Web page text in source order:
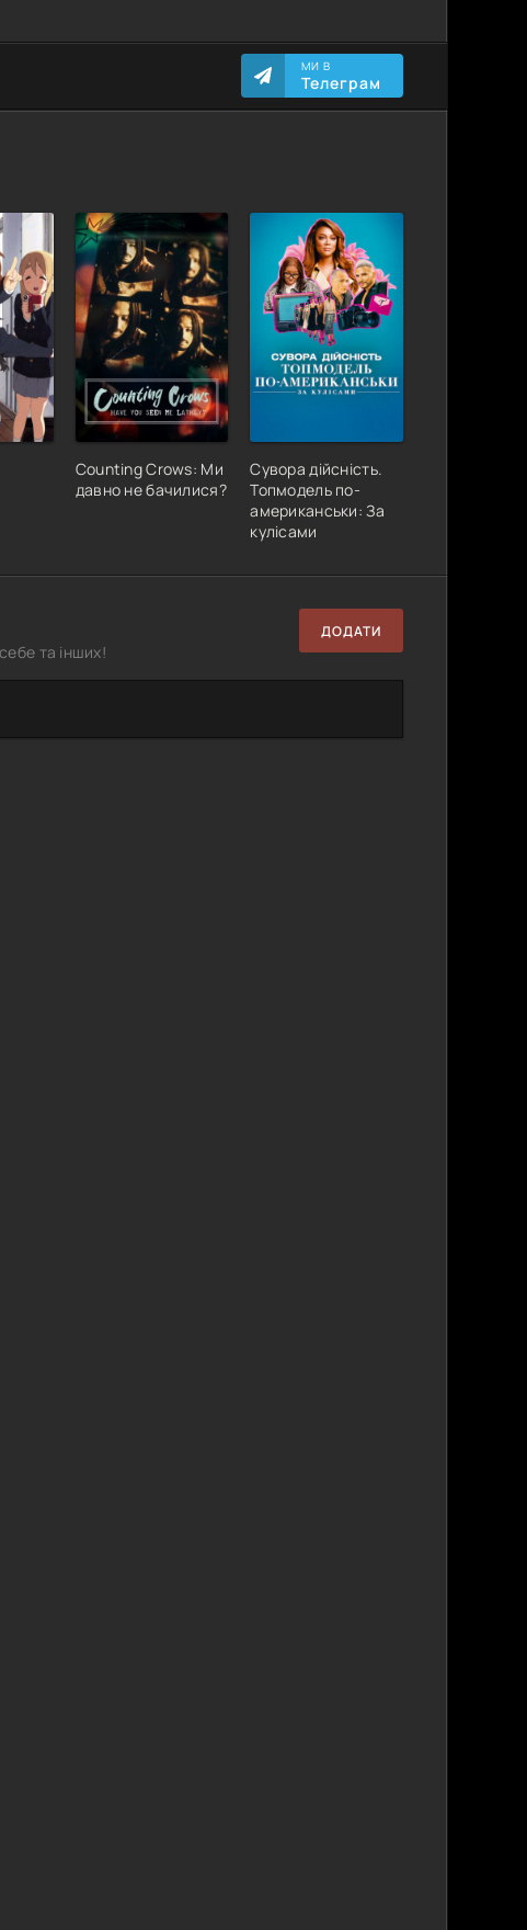
МИ В
Телеграм
Counting Crows: Ми
давно не бачилися?
Сувора дійсність.
Топмодель по-
американськи: За
кулісами
та інших!
ДОДАТИ